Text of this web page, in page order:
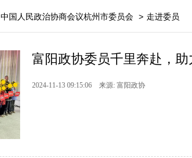
中国人民政治协商会议杭州市委员会 > 走进委员
富阳政协委员千里奔赴，
2024-11-13 09:15:06 来源: 富阳政协